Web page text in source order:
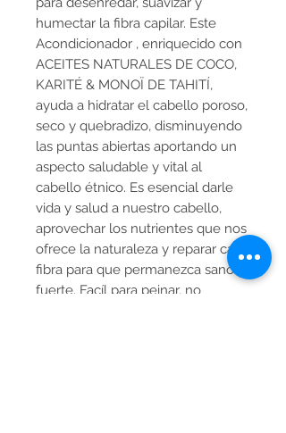
humectar la fibra capilar. Este
Acondicionador , enriquecido con
ACEITES NATURALES DE COCO,
KARITÉ & MONOÏ DE TAHITÍ,
ayuda a hidratar el cabello poroso,
seco y quebradizo, disminuyendo
las puntas abiertas aportando un
aspecto saludable y vital al
cabello étnico. Es esencial darle
vida y salud a nuestro cabello,
aprovechar los nutrientes que nos
ofrece la naturaleza y reparar cada
fibra para que permanezca sano y
fuerte. Facíl para peinar, no